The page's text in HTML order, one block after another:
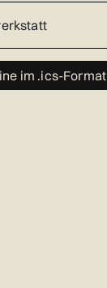
im .ics-Format